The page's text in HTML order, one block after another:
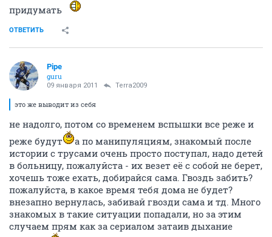
придумать
ОТВЕТИТЬ
Pipe
guru
09 января 2011 Terra2009
это же выводит из себя
не надолго, потом со временем вспышки все реже и
реже будут
а по манипуляциям, знакомый после
истории с трусами очень просто поступал, надо детей
в больницу, пожалуйста - их везет её с собой не берет,
хочешь тоже ехать, добирайся сама. Гвоздь забить?
пожалуйста, в какое время тебя дома не будет?
внезапно вернулась, забивай гвозди сама и тд. Много
знакомых в такие ситуации попадали, но за этим
случаем прям как за сериалом затаив дыхание